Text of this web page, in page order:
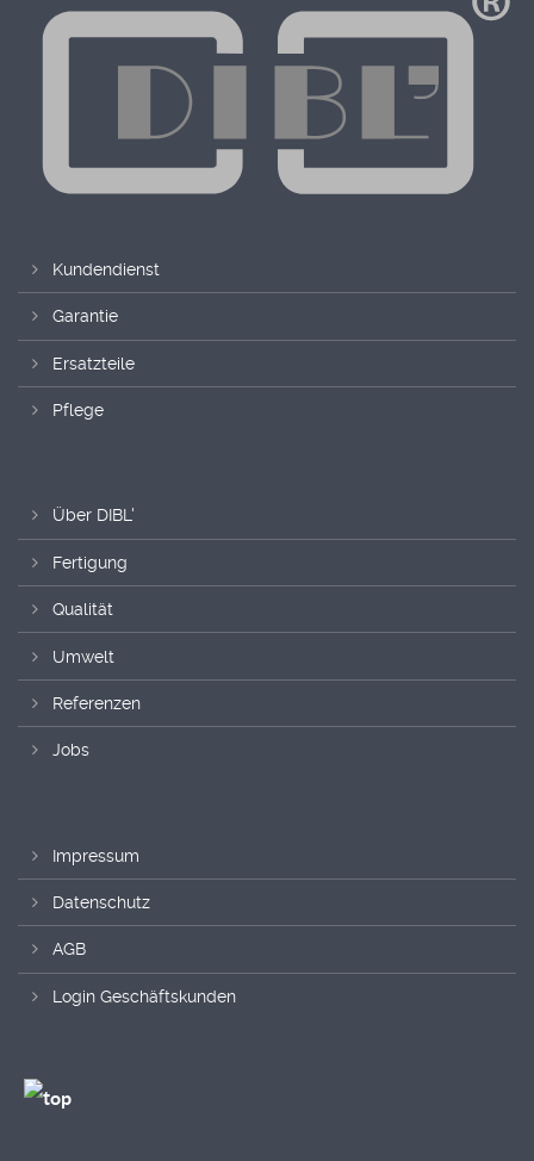
Kundendienst
Garantie
Ersatzteile
Pflege
Über DIBL'
Fertigung
Qualität
Umwelt
Referenzen
Jobs
Impressum
Datenschutz
AGB
Login Geschäftskunden